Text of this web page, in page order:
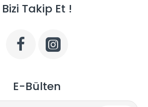
Bizi Takip Et !
E-Bülten